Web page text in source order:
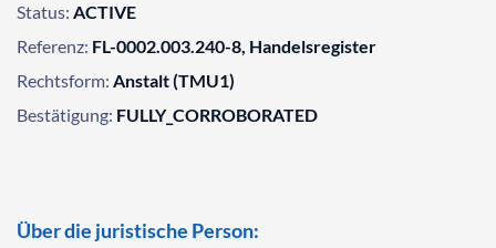
Status: ACTIVE
Referenz: FL-0002.003.240-8, Handelsregister
Rechtsform: Anstalt (TMU1)
Bestätigung: FULLY_CORROBORATED
Über die juristische Person: